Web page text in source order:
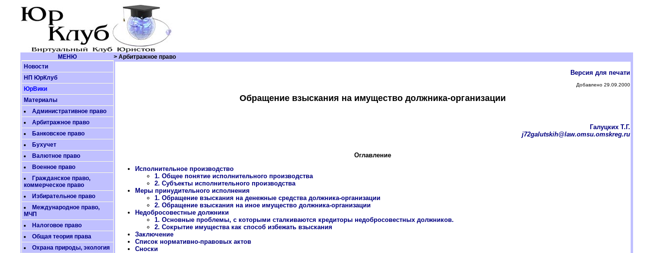
МЕНЮ
> Арбитражное право
Новости
НП ЮрКлуб
ЮрВики
Материалы
Административное право
Арбитражное право
Банковское право
Бухучет
Валютное право
Военное право
Гражданское право,
коммерческое право
Избирательное право
Международное право,
МЧП
Налоговое право
Общая теория права
Охрана природы, экология
Версия для печати
Добавлено 29.09.2000
Обращение взыскания на имущество должника-организации
Галуцких Т.Г.
j72galutskih@law.omsu.omskreg.ru
Оглавление
Исполнительное производство
1. Общее понятие исполнительного производства
2. Субъекты исполнительного производства
Меры принудительного исполнения
1. Обращение взыскания на денежные средства должника-организации
2. Обращение взыскания на иное имущество должника-организации
Недобросовестные должники
1. Основные проблемы, с которыми сталкиваются кредиторы недобросовестных должников.
2. Сокрытие имущества как способ избежать взыскания
Заключение
Список нормативно-правовых актов
Сноски